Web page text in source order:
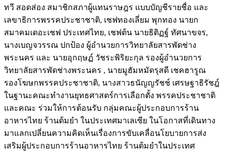
ทวี สอดส่อง สมาชิกสภาผู้แทนราษฎร แบบบัญชีรายชื่อ และ
เลขาธิการพรรคประชาชาติ, เชฟทองเลี่ยม พุกทอง นายก
สมาคมเดอะเชฟ ประเทศไทย, เชฟต้น นายธิติฏฐ์ ทัศนาขจร,
นางเบญจวรรณ ปกป้อง ผู้อำนวยการวิทยาลัยสารพัดช่าง
พระนคร และ นายอุกฤษฏ์ วัชระพิริยะกุล รองผู้อำนวยการ
วิทยาลัยสารพัดช่างพระนคร , นายมูฮัมหมัดรุสดี เชคฮารูณ
รองโฆษกพรรคประชาชาติ, นางสาวธนัญญรัชช์ เศรษฐาธิรัชฎ์
ในฐานะคณะทำงานยุทธศาสตร์การเลือกตั้ง พรรคประชาชาติ
และคณะ ร่วมให้การต้อนรับ กลุ่มคณะผู้ประกอบการร้าน
อาหารไทย ร้านต้มยำ ในประเทศมาเลเซีย ในโอกาสที่เดินทาง
มาแลกเปลี่ยนความคิดเห็นเรื่องการขับเคลื่อนโยบายการส่ง
เสริมผู้ประกอบการร้านอาหารไทย ร้านต้มยำในประเทศ